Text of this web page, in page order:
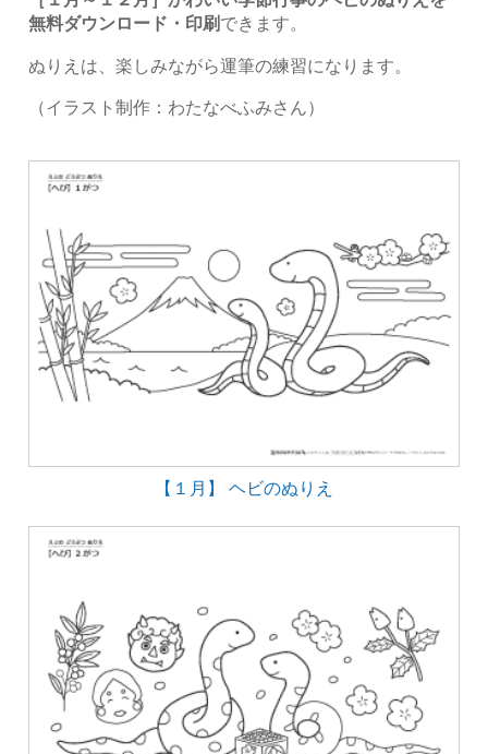
無料ダウンロード・印刷 できます。
ぬりえは、楽しみながら運筆の練習になります。
（イラスト制作：わたなべふみさん）
【１月】 ヘビのぬりえ